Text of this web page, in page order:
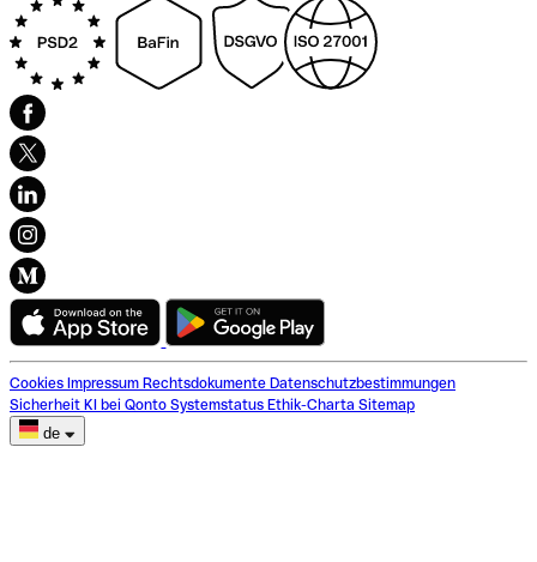
Cookies Impressum Rechtsdokumente Datenschutzbestimmungen
Sicherheit KI bei Qonto Systemstatus Ethik-Charta Sitemap
de